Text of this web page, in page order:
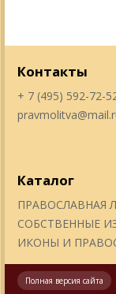
Контакты
+ 7 (495) 592-72-
Каталог
ПРАВОСЛАВНАЯ
СОБСТВЕННЫЕ
ИКОНЫ И
Полная версия сайта